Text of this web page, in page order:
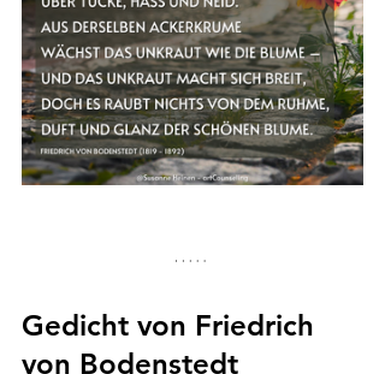
Gedicht von Friedrich
von Bodenstedt